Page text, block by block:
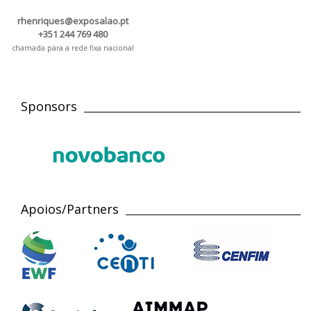
rhenriques@exposalao.pt
+351 244 769 480
chamada para a rede fixa nacional
Sponsors
Apoios/Partners